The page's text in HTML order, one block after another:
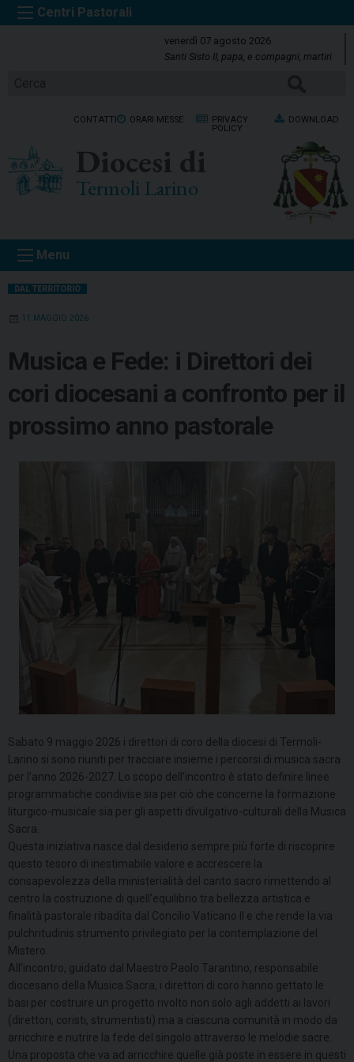
k
t
venerdì 07 agosto 2026
Santi Sisto II, papa, e compagni, martiri
CONTATTI ORARI MESSE
PRIVACY
POLICY
DOWNLOAD
Diocesi di
Termoli Larino
Menu
DAL TERRITORIO
11 MAGGIO 2026
Musica e Fede: i Direttori dei
cori diocesani a confronto per il
prossimo anno pastorale
Sabato 9 maggio 2026 i direttori di coro della diocesi di Termoli-
Larino si sono riuniti per tracciare insieme i percorsi di musica sacra
per l’anno 2026-2027. Lo scopo dell’incontro è stato definire linee
programmatiche condivise sia per ciò che concerne la formazione
liturgico-musicale sia per gli aspetti divulgativo-culturali della Musica
Sacra.
Questa iniziativa nasce dal desiderio sempre più forte di riscoprire
questo tesoro di inestimabile valore e accrescere la
consapevolezza della ministerialità del canto sacro rimettendo al
centro la costruzione di quell’equilibrio tra bellezza artistica e
finalità pastorale ribadita dal Concilio Vaticano II e che rende la via
pulchritudinis strumento privilegiato per la contemplazione del
Mistero.
All’incontro, guidato dal Maestro Paolo Tarantino, responsabile
diocesano della Musica Sacra, i direttori di coro hanno gettato le
basi per costruire un progetto rivolto non solo agli addetti ai lavori
(direttori, coristi, strumentisti) ma a ciascuna comunità in modo da
arricchire e nutrire la fede del singolo attraverso le melodie sacre.
Una proposta che va ad arricchire quelle già poste in essere in questi